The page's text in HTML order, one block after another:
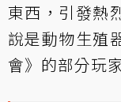
東西，引發熱
說是動物生殖
會》的部分玩